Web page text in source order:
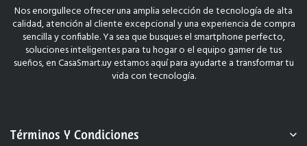
Nos enorgullece ofrecer una amplia selección de tecnología de alta
calidad, atención al cliente excepcional y una experiencia de compra
sencilla y confiable. Ya sea que busques el smartphone perfecto,
soluciones inteligentes para tu hogar o el equipo gamer de tus
sueños, en CasaSmart.uy estamos aquí para ayudarte a transformar tu
vida con tecnología.
Términos Y Condiciones